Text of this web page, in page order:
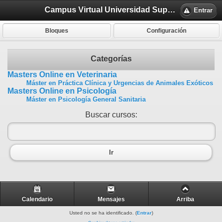
Campus Virtual Universidad Superior Europea Entrar
Bloques Configuración
Categorías
Masters Online en Veterinaria
Máster en Práctica Clínica y Urgencias de Animales Exóticos
Masters Online en Psicología
Máster en Psicología General Sanitaria
Buscar cursos:
Ir
Calendario Mensajes Arriba
Usted no se ha identificado. (Entrar)